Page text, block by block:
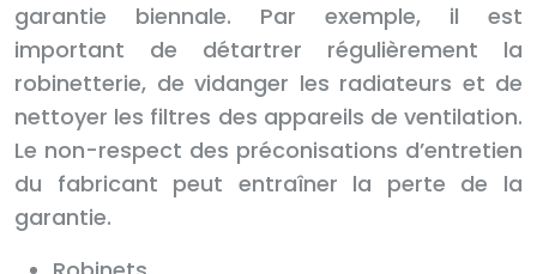
garantie biennale. Par exemple, il est
important de détartrer régulièrement la
robinetterie, de vidanger les radiateurs et de
nettoyer les filtres des appareils de ventilation.
Le non-respect des préconisations d’entretien
du fabricant peut entraîner la perte de la
garantie.